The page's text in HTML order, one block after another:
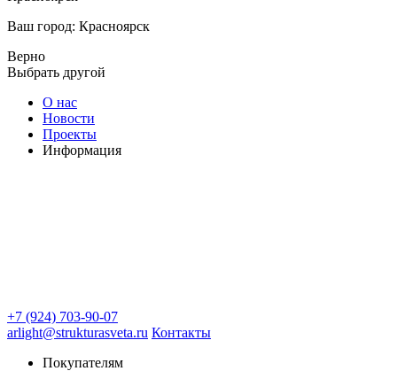
Ваш город: Красноярск
Верно
Выбрать другой
О нас
Новости
Проекты
Информация
+7 (924) 703-90-07
arlight@strukturasveta.ru Контакты
Покупателям